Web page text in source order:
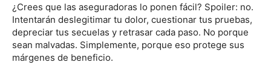
¿Crees que las aseguradoras lo ponen fácil? Spoiler: no.
Intentarán deslegitimar tu dolor, cuestionar tus pruebas,
depreciar tus secuelas y retrasar cada paso. No porque
sean malvadas. Simplemente, porque eso protege sus
márgenes de beneficio.